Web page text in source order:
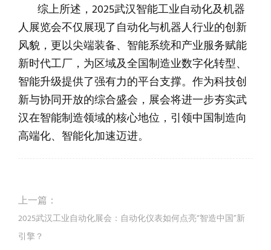
综上所述，2025武汉智能工业自动化及机器
人展览会不仅展现了自动化与机器人行业的创新
风貌，更以尖端装备、智能系统和产业服务赋能
新时代工厂，为区域及全国制造业数字化转型、
智能升级提供了强有力的平台支撑。作为科技创
新与协同开放的综合盛会，展会将进一步夯实武
汉在智能制造领域的核心地位，引领中国制造向
高端化、智能化加速迈进。
上一篇：
2025武汉工业自动化展会：自动化仪表如何点亮“智造中国”新
引擎？